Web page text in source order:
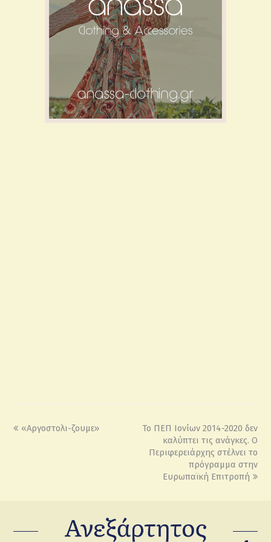
«Αργοστολι-ζουμε»
Το ΠΕΠ Ιονίων 2014-2020 δεν
καλύπτει τις ανάγκες. Ο
Περιφερειάρχης στέλνει το
πρόγραμμα στην
Ευρωπαϊκή Επιτροπή